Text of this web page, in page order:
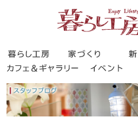
暮らし工房
カフェ＆ギ